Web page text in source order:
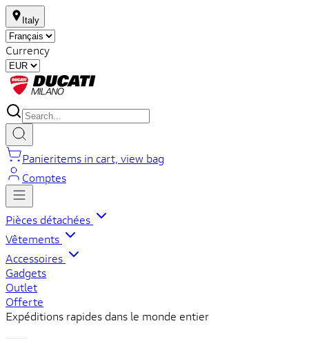
Italy
Currency
Panieritems in cart, view bag
Comptes
Pièces détachées
Vêtements
Accessoires
Gadgets
Outlet
Offerte
Expéditions rapides dans le monde entier